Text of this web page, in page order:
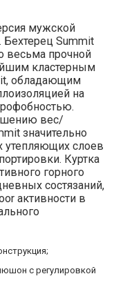
мужской
Бехтерец Summit
весьма прочной
кластерным
обладающим
на
вес/
значительно
утепляющих слоев
Куртка
горного
состязаний,
активности в
с регулировкой